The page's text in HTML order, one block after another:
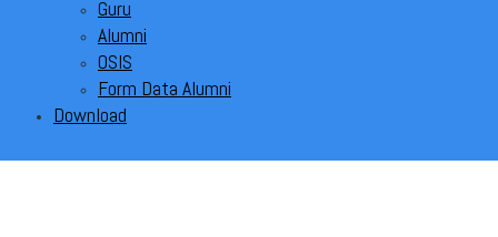
Guru
Alumni
OSIS
Form Data Alumni
Download